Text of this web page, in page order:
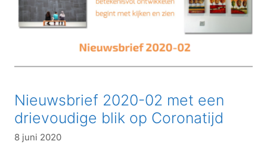
Nieuwsbrief 2020-02 met een
drievoudige blik op Coronatijd
8 juni 2020